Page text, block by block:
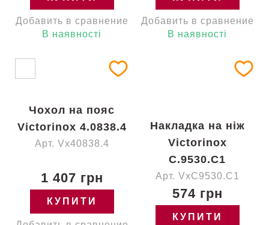
Добавить в сравнение
В наявності
Добавить в сравнение
В наявності
Чохол на пояс
Victorinox 4.0838.4
Арт. Vx40838.4
1 407 грн
КУПИТИ
Накладка на ніж
Victorinox
C.9530.C1
Арт. VxC9530.C1
574 грн
КУПИТИ